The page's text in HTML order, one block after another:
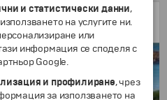
HB
и статистически данни,
на услугите ни.
или
информация се споделя с
Google.
и профилиране, чрез
за използването на